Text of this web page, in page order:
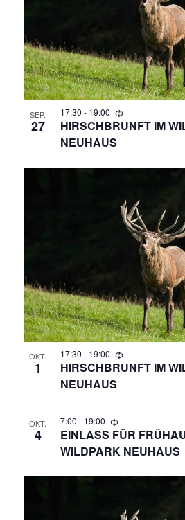
SEP.
27
17:30 - 19:00
HIRSCHBRUNFT IM
NEUHAUS
OKT.
1
17:30 - 19:00
HIRSCHBRUNFT IM
NEUHAUS
OKT.
4
7:00 - 19:00
EINLASS FÜR
WILDPARK NEUHAUS